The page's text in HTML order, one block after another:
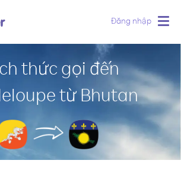
Đăng nhập
thức gọi đến
từ Bhutan